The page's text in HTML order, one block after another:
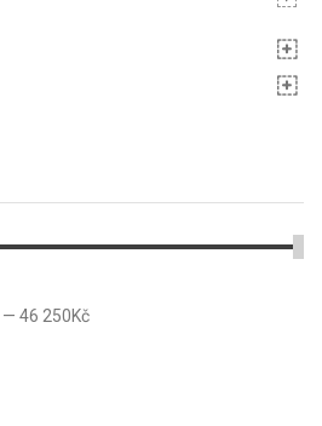
— 46 250Kč